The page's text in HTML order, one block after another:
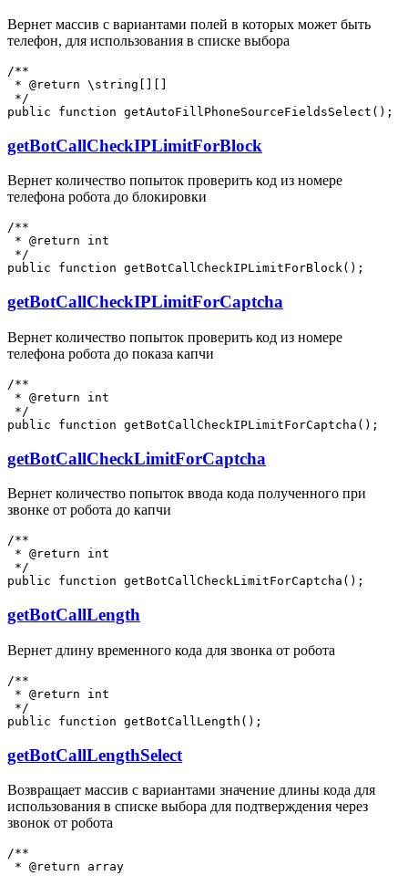
Вернет массив с вариантами полей в которых может быть
телефон, для использования в списке выбора
/**
* @return \string[][]
*/
getBotCallCheckIPLimitForBlock
Вернет количество попыток проверить код из номере
телефона робота до блокировки
/**
* @return int
*/
getBotCallCheckIPLimitForCaptcha
Вернет количество попыток проверить код из номере
телефона робота до показа капчи
/**
* @return int
*/
getBotCallCheckLimitForCaptcha
Вернет количество попыток ввода кода полученного при
звонке от робота до капчи
/**
* @return int
*/
getBotCallLength
Вернет длину временного кода для звонка от робота
/**
* @return int
*/
getBotCallLengthSelect
Возвращает массив с вариантами значение длины кода для
использования в списке выбора для подтверждения через
звонок от робота
/**
* @return array